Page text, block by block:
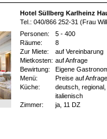
Hotel Süllberg Karlheinz
Tel.: 040/866 252-31 (Frau
Personen:
5 - 400
Räume:
8
Zur Miete:
auf Vereinbarung
Mietkosten: auf Anfrage
Bewirtung:
Eigene
Menü:
Preise auf Anfrage
Küche:
deutsch,
italienisch
Zimmer:
ja , 11 DZ